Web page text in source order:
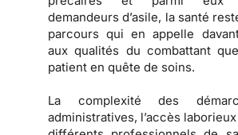
demandeurs d’asile, la santé
parcours qui en appelle
aux qualités du combattant
patient en quête de soins.
La complexité des
administratives, l’accès